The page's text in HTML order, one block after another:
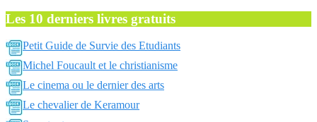
Les 10 derniers livres gratuits
Petit Guide de Survie des Etudiants
Michel Foucault et le christianisme
Le cinema ou le dernier des arts
Le chevalier de Keramour